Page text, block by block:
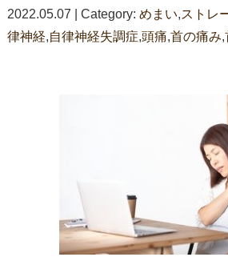
2022.05.07 | Category: めまい,ストレ
律神経,自律神経失調症,頭痛,首の痛み,